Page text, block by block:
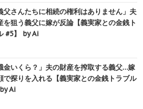
父さんたちに相続の権利はありません」夫
を狙う義父に嫁が反論【義実家との金銭ト
#5】 by Ai
金いくら？」夫の財産を搾取する義父…嫁
で探りを入れる【義実家との金銭トラブル
Ai